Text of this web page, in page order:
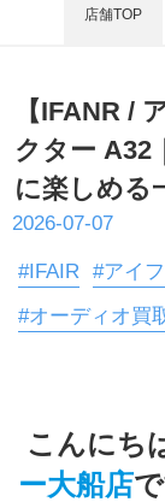
店舗TOP
【IFANR /
クター A32
に楽しめる
2026-07-07
#IFAIR #アイ
#オーディオ買
こんにち
ー大船店